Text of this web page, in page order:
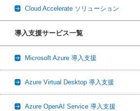
Cloud Accelerate ソリューション
導入支援サービス一覧
Microsoft Azure 導入支援
Azure Virtual Desktop 導入支援
Azure OpenAI Service 導入支援